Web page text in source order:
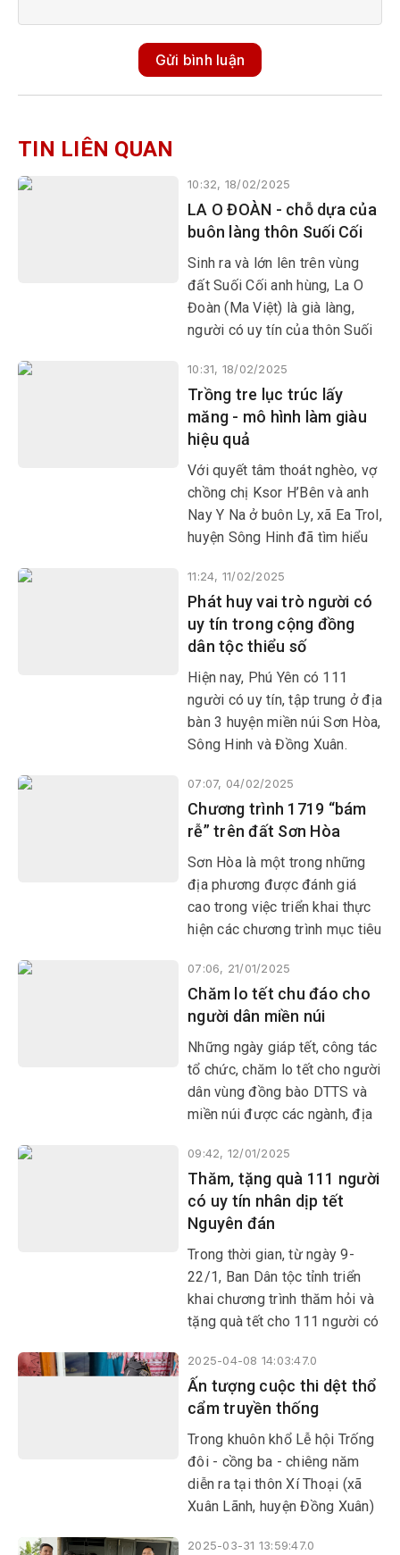
Gửi bình luận
TIN LIÊN QUAN
10:32, 18/02/2025
LA O ĐOÀN - chỗ dựa của
buôn làng thôn Suối Cối
Sinh ra và lớn lên trên vùng
đất Suối Cối anh hùng, La O
Đoàn (Ma Việt) là già làng,
người có uy tín của thôn Suối
Đồng Xuân. Dù trong thời
chiến hay thời bình, La O Đoàn
luôn sống hết mình cho Đảng,
cho cách mạng.
10:31, 18/02/2025
Trồng tre lục trúc lấy
măng - mô hình làm giàu
hiệu quả
Với quyết tâm thoát nghèo, vợ
chồng chị Ksor H’Bên và anh
Nay Y Na ở buôn Ly, xã Ea Trol,
huyện Sông Hinh đã tìm hiểu
trúc. Mô hình này không chỉ
giúp gia đình anh chị thoát
nghèo mà còn có thu nhập ổn
định.
11:24, 11/02/2025
Phát huy vai trò người có
uy tín trong cộng đồng
dân tộc thiểu số
Hiện nay, Phú Yên có 111
người có uy tín, tập trung ở địa
bàn 3 huyện miền núi Sơn Hòa,
Sông Hinh và Đồng Xuân.
tín luôn là chỗ dựa của buôn
làng; đồng thời là cánh tay nối
dài kết nối cộng đồng các
DTTS với chính quyền địa
phương.
07:07, 04/02/2025
Chương trình 1719 “bám
rễ” trên đất Sơn Hòa
Sơn Hòa là một trong những
địa phương được đánh giá
cao trong việc triển khai thực
hiện các chương trình mục tiêu
trình mục tiêu quốc gia phát
triển KT-XH vùng đồng bào
DTTS và miền núi.
07:06, 21/01/2025
Chăm lo tết chu đáo cho
người dân miền núi
Những ngày giáp tết, công tác
tổ chức, chăm lo tết cho người
dân vùng đồng bào DTTS và
miền núi được các ngành, địa
chu đáo, bảo đảm không có
gia đình nào thiếu đói trong
dịp tết.
09:42, 12/01/2025
Thăm, tặng quà 111 người
có uy tín nhân dịp tết
Nguyên đán
Trong thời gian, từ ngày 9-
22/1, Ban Dân tộc tỉnh triển
khai chương trình thăm hỏi và
tặng quà tết cho 111 người có
đồng bào DTTS tại các huyện
Sơn Hòa, Sông Hinh, Đồng
Xuân, Tây Hòa và Phú Hòa.
2025-04-08 14:03:47.0
Ấn tượng cuộc thi dệt thổ
cẩm truyền thống
Trong khuôn khổ Lễ hội Trống
đôi - cồng ba - chiêng năm
diễn ra tại thôn Xí Thoại (xã
Xuân Lãnh, huyện Đồng Xuân)
hiện nội dung thi dệt thổ cẩm
2025-03-31 13:59:47.0